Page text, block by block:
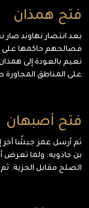
فتح همذان
بعد انتصار نهاوند
فصالحهم حاكمها على
على المناطق المجاورة
فتح أصبهان
ثم أرسل عمر جيشًا آخر
بن جاذويه. ولما تعرض
الصلح مقابل الجزية.